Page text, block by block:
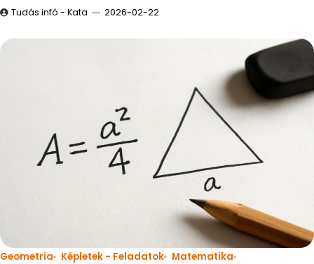
Tudás infó - Kata 2026-02-22
Geometria Képletek - Feladatok
Matematika